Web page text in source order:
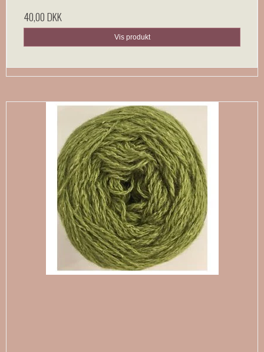
40,00 DKK
Vis produkt